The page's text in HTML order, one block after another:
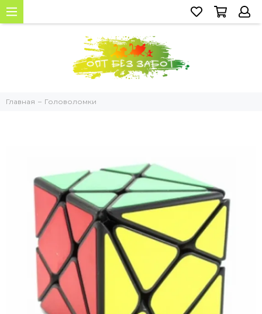
Главная Головоломки